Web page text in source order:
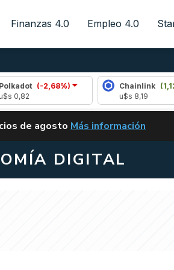
Finanzas 4.0 Empleo 4.0
Chainlink (1,12%)
ALERTA
de agosto VUELVE EL CARRY
Más información
DIGITAL